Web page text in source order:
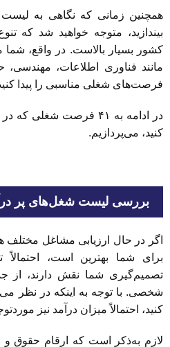
همچنین زمانی که نگاهی به لیست
بیندازید، متوجه خواهید شد که
کشور بسیار بالاست. در واقع، شما
مانند فناوری اطلاعات،
فرصت‌های شغلی مناسبی را پیدا
در ادامه به ۴۱ فرصت شغلی
کنید، می‌پردازیم.
بررسی لیست شغل‌های پر
اگر در حال ارزیابی مشاغل مختلف
برای شما بهترین است، احتمالاً
تصمیم‌گیری شما نقش دارند، از
شخصی. با توجه‌ به اینکه در نظر
کنید، احتمالاً میزان درآمد نیز
لازم به‌ذکر است که ارقام حقوق